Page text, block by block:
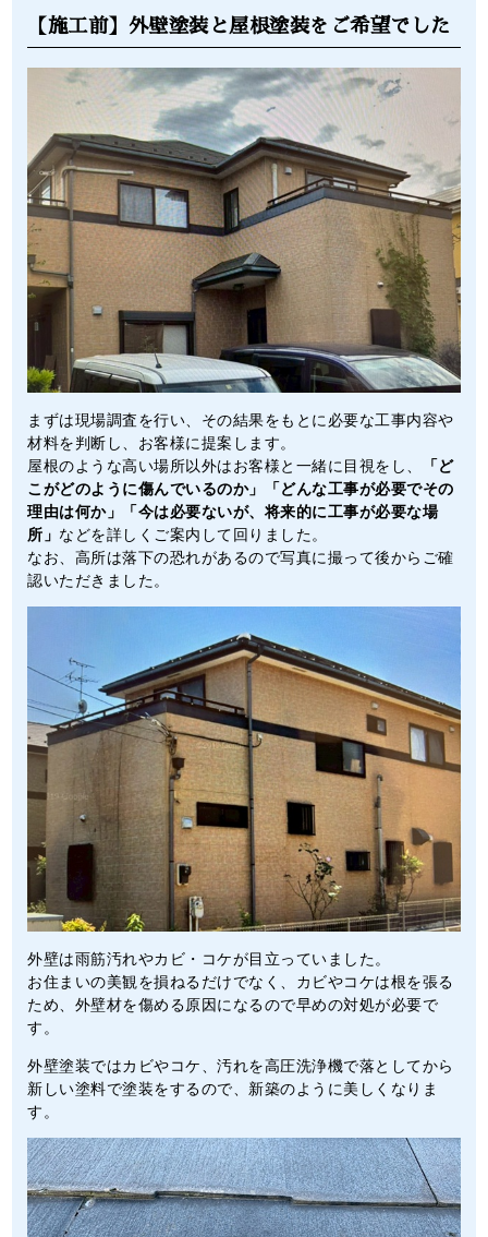
【施工前】外壁塗装と屋根塗装をご希望でした
まずは現場調査を行い、その結果をもとに必要な工事内容や
材料を判断し、お客様に提案します。
屋根のような高い場所以外はお客様と一緒に目視をし、
「ど
こがどのように傷んでいるのか」「どんな工事が必要でその
理由は何か」「今は必要ないが、将来的に工事が必要な場
所」 などを詳しくご案内して回りました。
なお、高所は落下の恐れがあるので写真に撮って後からご確
認いただきました。
外壁は雨筋汚れやカビ・コケが目立っていました。
お住まいの美観を損ねるだけでなく、カビやコケは根を張る
ため、外壁材を傷める原因になるので早めの対処が必要で
す。
外壁塗装ではカビやコケ、汚れを高圧洗浄機で落としてから
新しい塗料で塗装をするので、新築のように美しくなりま
す。